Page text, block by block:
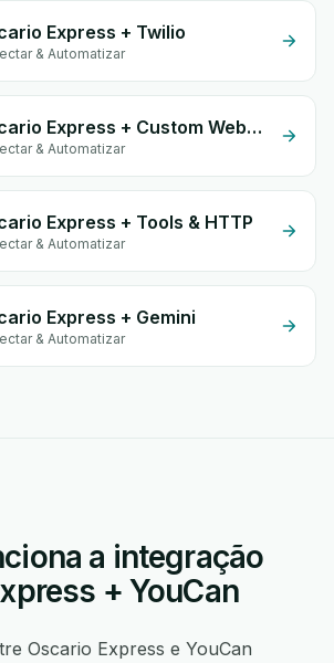
Express + Twilio
& Automatizar
Oscario Express + Custom Webhook
& Automatizar
Express + Tools & HTTP
& Automatizar
Express + Gemini
& Automatizar
a integração
+ YouCan
Oscario Express e YouCan